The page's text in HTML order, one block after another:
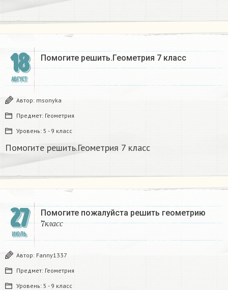
18
АВГУСТ
Помогите решить.Геометрия 7 класс
Автор: msonyka
Предмет: Геометрия
Уровень: 5 - 9 класс
Помогите решить.Геометрия 7 класс
27
ИЮЛЬ
Помогите пожалуйста решить геометрию
класс
7клас с
Автор: Fanny1337
Предмет: Геометрия
Уровень: 5 - 9 класс